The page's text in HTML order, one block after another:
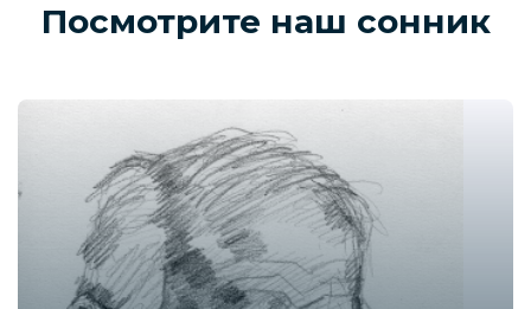
Посмотрите наш сонник